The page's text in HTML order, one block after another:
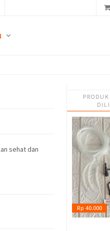
sehat dan
Rp 40.000